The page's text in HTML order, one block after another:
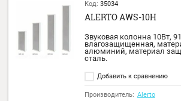
Производитель: Alerto
Статус товаров В наличии
6 453.00